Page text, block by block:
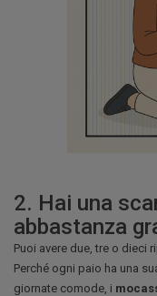
2. Hai una
abbastanza
Puoi avere due, tre o dieci
Perché ogni paio ha una
giornate comode, i